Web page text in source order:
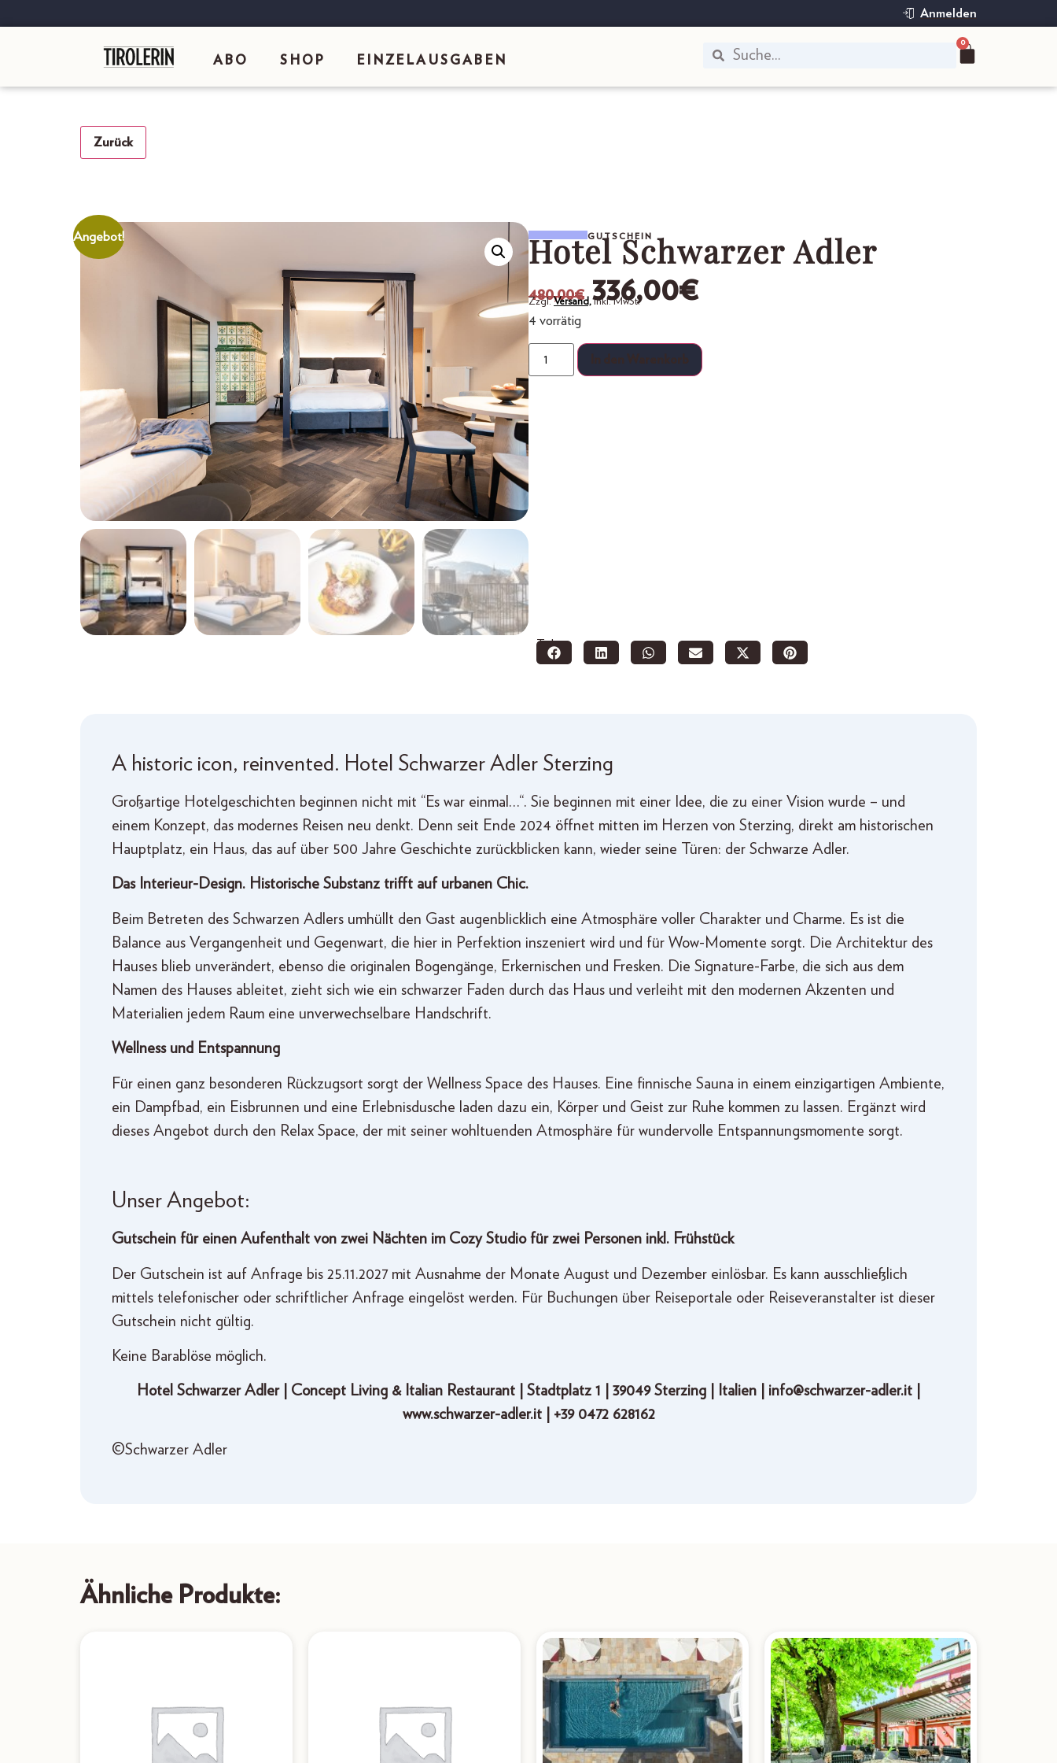
Anmelden
ABO SHOP EINZELAUSGABEN
0
Zurück
Angebot! GUTSCHEIN
Hotel Schwarzer Adler
480,00€ 336,00€
Zzgl.Versand,inkl. MwSt.
4 vorrätig
Teilen:
A historic icon, reinvented. Hotel Schwarzer Adler Sterzing
Großartige Hotelgeschichten beginnen nicht mit “Es war einmal…“. Sie beginnen mit einer Idee, die zu einer Vision wurde – und
einem Konzept, das modernes Reisen neu denkt. Denn seit Ende 2024 öffnet mitten im Herzen von Sterzing, direkt am historischen
Hauptplatz, ein Haus, das auf über 500 Jahre Geschichte zurückblicken kann, wieder seine Türen: der Schwarze Adler.
Das Interieur-Design. Historische Substanz trifft auf urbanen Chic.
Beim Betreten des Schwarzen Adlers umhüllt den Gast augenblicklich eine Atmosphäre voller Charakter und Charme. Es ist die
Balance aus Vergangenheit und Gegenwart, die hier in Perfektion inszeniert wird und für Wow-Momente sorgt. Die Architektur des
Hauses blieb unverändert, ebenso die originalen Bogengänge, Erkernischen und Fresken. Die Signature-Farbe, die sich aus dem
Namen des Hauses ableitet, zieht sich wie ein schwarzer Faden durch das Haus und verleiht mit den modernen Akzenten und
Materialien jedem Raum eine unverwechselbare Handschrift.
Wellness und Entspannung
Für einen ganz besonderen Rückzugsort sorgt der Wellness Space des Hauses. Eine finnische Sauna in einem einzigartigen Ambiente,
ein Dampfbad, ein Eisbrunnen und eine Erlebnisdusche laden dazu ein, Körper und Geist zur Ruhe kommen zu lassen. Ergänzt wird
dieses Angebot durch den Relax Space, der mit seiner wohltuenden Atmosphäre für wundervolle Entspannungsmomente sorgt.
Unser Angebot:
Gutschein für einen Aufenthalt von zwei Nächten im Cozy Studio für zwei Personen inkl. Frühstück
Der Gutschein ist auf Anfrage bis 25.11.2027 mit Ausnahme der Monate August und Dezember einlösbar. Es kann ausschließlich
mittels telefonischer oder schriftlicher Anfrage eingelöst werden. Für Buchungen über Reiseportale oder Reiseveranstalter ist dieser
Gutschein nicht gültig.
Keine Barablöse möglich.
Hotel Schwarzer Adler | Concept Living & Italian Restaurant | Stadtplatz 1 | 39049 Sterzing | Italien | info@schwarzer-adler.it |
www.schwarzer-adler.it | +39 0472 628162
©Schwarzer Adler
Ähnliche Produkte: